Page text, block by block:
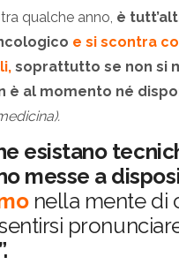
qualche anno, è
e si scontra
soprattutto se non si
è al momento né
esistano
messe a
nella mente di